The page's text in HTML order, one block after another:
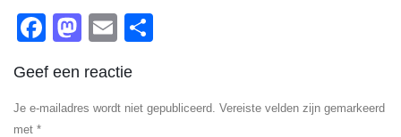
Facebook
Mastodon
Email
Geef een reactie
Je e-mailadres wordt niet gepubliceerd. Vereiste velden zijn gemarkeerd
met *